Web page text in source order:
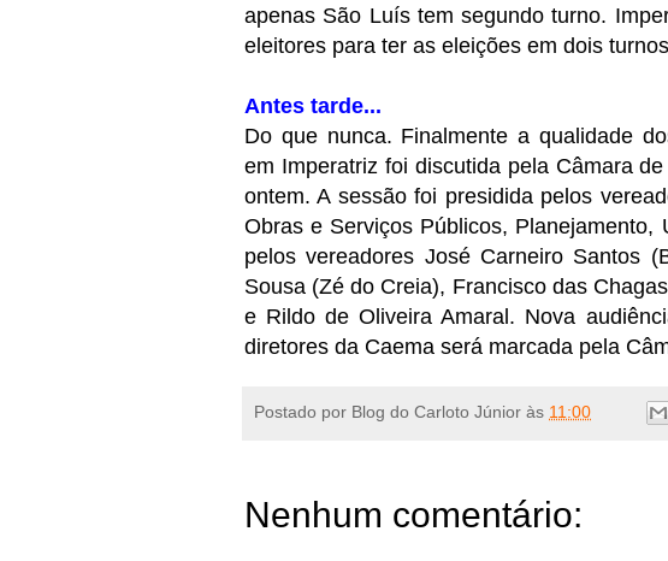
apenas São Luís tem segundo turno.
eleitores para ter as eleições em dois
Antes tarde...
Do que nunca. Finalmente a qualidade
em Imperatriz foi discutida pela Câmara
ontem. A sessão foi presidida pelos
Obras e Serviços Públicos,
pelos vereadores José Carneiro Santos
Sousa (Zé do Creia), Francisco das
e Rildo de Oliveira Amaral. Nova
diretores da Caema será marcada pela
Postado por Blog do Carloto Júnior às 11:00
Nenhum comentário: